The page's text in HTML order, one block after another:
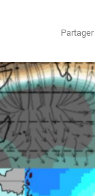
Partager
SAISONNIÈRE